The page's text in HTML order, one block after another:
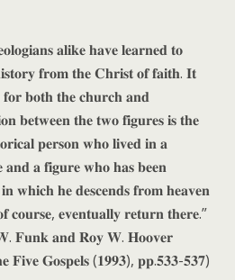
𝐚𝐥𝐢𝐤𝐞 𝐡𝐚𝐯𝐞 𝐥𝐞𝐚𝐫𝐧𝐞𝐝 𝐭𝐨
𝐟𝐫𝐨𝐦 𝐭𝐡𝐞 𝐂𝐡𝐫𝐢𝐬𝐭 𝐨𝐟 𝐟𝐚𝐢𝐭𝐡. 𝐈𝐭
𝐟𝐨𝐫 𝐛𝐨𝐭𝐡 𝐭𝐡𝐞 𝐜𝐡𝐮𝐫𝐜𝐡 𝐚𝐧𝐝
𝐛𝐞𝐭𝐰𝐞𝐞𝐧 𝐭𝐡𝐞 𝐭𝐰𝐨 𝐟𝐢𝐠𝐮𝐫𝐞𝐬 𝐢𝐬 𝐭𝐡𝐞
𝐩𝐞𝐫𝐬𝐨𝐧 𝐰𝐡𝐨 𝐥𝐢𝐯𝐞𝐝 𝐢𝐧 𝐚
𝐚𝐧𝐝 𝐚 𝐟𝐢𝐠𝐮𝐫𝐞 𝐰𝐡𝐨 𝐡𝐚𝐬 𝐛𝐞𝐞𝐧
𝐢𝐧 𝐰𝐡𝐢𝐜𝐡 𝐡𝐞 𝐝𝐞𝐬𝐜𝐞𝐧𝐝𝐬 𝐟𝐫𝐨𝐦 𝐡𝐞𝐚𝐯𝐞𝐧
𝐞𝐯𝐞𝐧𝐭𝐮𝐚𝐥𝐥𝐲 𝐫𝐞𝐭𝐮𝐫𝐧 𝐭𝐡𝐞𝐫𝐞.”
𝐖. 𝐅𝐮𝐧𝐤 𝐚𝐧𝐝 𝐑𝐨𝐲 𝐖. 𝐇𝐨𝐨𝐯𝐞𝐫
𝐅𝐢𝐯𝐞 𝐆𝐨𝐬𝐩𝐞𝐥𝐬 (𝟏𝟗𝟗𝟑), 𝐩𝐩.𝟓𝟑𝟑-𝟓𝟑𝟕)